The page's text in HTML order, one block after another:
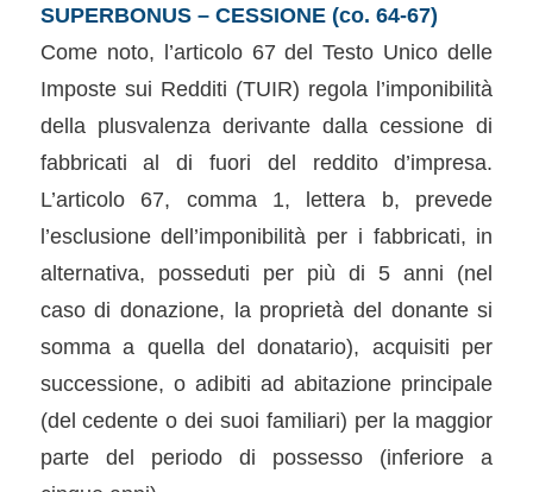
SUPERBONUS – CESSIONE (co. 64-67)
Come noto, l’articolo 67 del Testo Unico delle
Imposte sui Redditi (TUIR) regola l’imponibilità
della plusvalenza derivante dalla cessione di
fabbricati al di fuori del reddito d’impresa.
L’articolo 67, comma 1, lettera b, prevede
l’esclusione dell’imponibilità per i fabbricati, in
alternativa, posseduti per più di 5 anni (nel
caso di donazione, la proprietà del donante si
somma a quella del donatario), acquisiti per
successione, o adibiti ad abitazione principale
(del cedente o dei suoi familiari) per la maggior
parte del periodo di possesso (inferiore a